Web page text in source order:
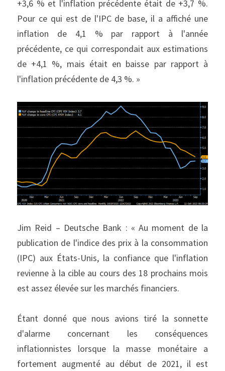
+3,6 % et l'inflation précédente était de +3,7 %.
Pour ce qui est de l'IPC de base, il a affiché une
inflation de 4,1 % par rapport à l'année
précédente, ce qui correspondait aux estimations
de +4,1 %, mais était en baisse par rapport à
l'inflation précédente de 4,3 %. »
Jim Reid – Deutsche Bank : « Au moment de la
publication de l'indice des prix à la consommation
(IPC) aux États-Unis, la confiance que l'inflation
revienne à la cible au cours des 18 prochains mois
est assez élevée sur les marchés financiers.
Étant donné que nous avions tiré la sonnette
d'alarme concernant les conséquences
inflationnistes lorsque la masse monétaire a
fortement augmenté au début de 2021, il est